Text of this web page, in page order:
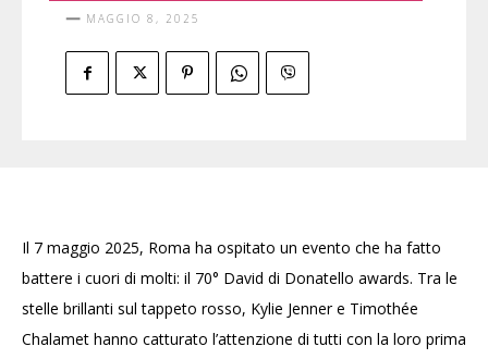
MAGGIO 8, 2025
Il 7 maggio 2025, Roma ha ospitato un evento che ha fatto
battere i cuori di molti: il 70° David di Donatello awards. Tra le
stelle brillanti sul tappeto rosso, Kylie Jenner e Timothée
Chalamet hanno catturato l’attenzione di tutti con la loro prima